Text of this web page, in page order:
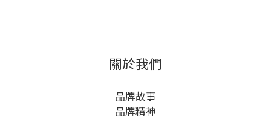
關於我們
品牌故事
品牌精神